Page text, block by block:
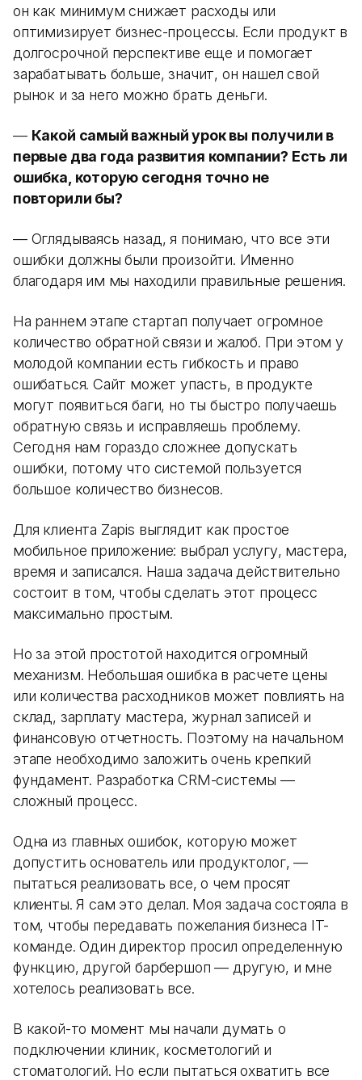
он как минимум снижает расходы или
оптимизирует бизнес-процессы. Если продукт в
долгосрочной перспективе еще и помогает
зарабатывать больше, значит, он нашел свой
рынок и за него можно брать деньги.
— Какой самый важный урок вы получили в
первые два года развития компании? Есть ли
ошибка, которую сегодня точно не
повторили бы?
— Оглядываясь назад, я понимаю, что все эти
ошибки должны были произойти. Именно
благодаря им мы находили правильные решения.
На раннем этапе стартап получает огромное
количество обратной связи и жалоб. При этом у
молодой компании есть гибкость и право
ошибаться. Сайт может упасть, в продукте
могут появиться баги, но ты быстро получаешь
обратную связь и исправляешь проблему.
Сегодня нам гораздо сложнее допускать
ошибки, потому что системой пользуется
большое количество бизнесов.
Для клиента Zapis выглядит как простое
мобильное приложение: выбрал услугу, мастера,
время и записался. Наша задача действительно
состоит в том, чтобы сделать этот процесс
максимально простым.
Но за этой простотой находится огромный
механизм. Небольшая ошибка в расчете цены
или количества расходников может повлиять на
склад, зарплату мастера, журнал записей и
финансовую отчетность. Поэтому на начальном
этапе необходимо заложить очень крепкий
фундамент. Разработка CRM-системы —
сложный процесс.
Одна из главных ошибок, которую может
допустить основатель или продуктолог, —
пытаться реализовать все, о чем просят
клиенты. Я сам это делал. Моя задача состояла в
том, чтобы передавать пожелания бизнеса IT-
команде. Один директор просил определенную
функцию, другой барбершоп — другую, и мне
хотелось реализовать все.
В какой-то момент мы начали думать о
подключении клиник, косметологий и
стоматологий. Но если пытаться охватить все